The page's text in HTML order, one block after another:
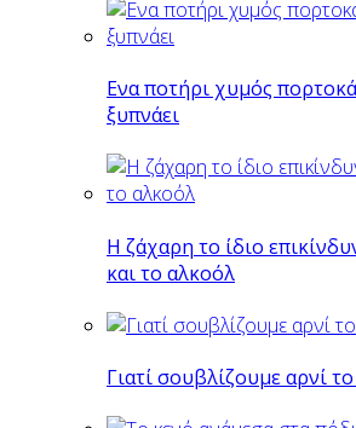
Eνα ποτήρι χυμός
ξυπνάει
Η ζάχαρη το ίδιο
και το αλκοόλ
Γιατί σουβλίζουμε αρνί